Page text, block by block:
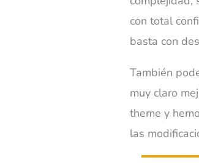
con total
basta con
También
muy claro
theme y
las